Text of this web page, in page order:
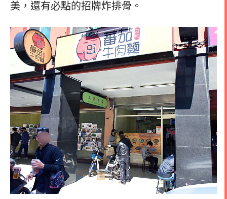
美，還有必點的招牌炸排骨。